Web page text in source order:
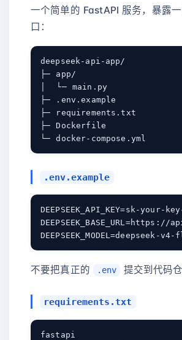
一个简单的 FastAPI 服务，暴露
口：
deepseek-api-app/
├─ app/
│  └─ main.py
├─ .env.example
├─ requirements.txt
├─ Dockerfile
.env.example
DEEPSEEK_API_KEY=sk-your-
DEEPSEEK_BASE_URL=https://
不要把真正的 .env 提交到代码仓
requirements.txt
fastapi